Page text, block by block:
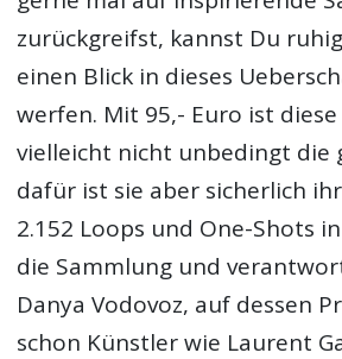
zurückgreifst, kannst Du
einen Blick in dieses
werfen. Mit 95,- Euro ist
vielleicht nicht unbedingt die
dafür ist sie aber sicherlich
2.152 Loops und One-Shots
die Sammlung und
Danya Vodovoz, auf dessen
schon Künstler wie Laurent